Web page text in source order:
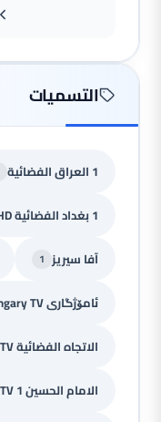
التسميات
1 العراق الفضائية
1 بغداد الفضائية One Baghdad HD
آفا سيريز 1
ئامۆژگاری Amozhgary TV
الاتجاه الفضائية Al-Etejah TV
الامام الحسين Imam Hussein TV 1